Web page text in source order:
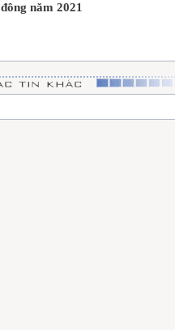
đông năm 2021